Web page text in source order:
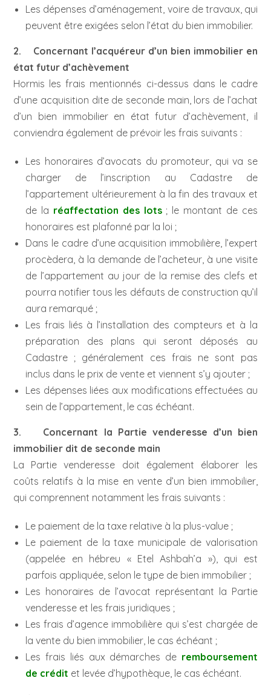
Les dépenses d’aménagement, voire de travaux, qui
peuvent être exigées selon l’état du bien immobilier.
2. Concernant l’acquéreur d’un bien immobilier en
état futur d’achèvement
Hormis les frais mentionnés ci-dessus dans le cadre
d’une acquisition dite de seconde main, lors de l’achat
d’un bien immobilier en état futur d’achèvement, il
conviendra également de prévoir les frais suivants :
Les honoraires d’avocats du promoteur, qui va se
charger de l’inscription au Cadastre de
l’appartement ultérieurement à la fin des travaux et
de la réaffectation des lots; le montant de ces
honoraires est plafonné par la loi ;
Dans le cadre d’une acquisition immobilière, l’expert
procèdera, à la demande de l’acheteur, à une visite
de l’appartement au jour de la remise des clefs et
pourra notifier tous les défauts de construction qu’il
aura remarqué ;
Les frais liés à l’installation des compteurs et à la
préparation des plans qui seront déposés au
Cadastre ; généralement ces frais ne sont pas
inclus dans le prix de vente et viennent s’y ajouter ;
Les dépenses liées aux modifications effectuées au
sein de l’appartement, le cas échéant.
3. Concernant la Partie venderesse d’un bien
immobilier dit de seconde main
La Partie venderesse doit également élaborer les
coûts relatifs à la mise en vente d’un bien immobilier,
qui comprennent notamment les frais suivants :
Le paiement de la taxe relative à la plus-value ;
Le paiement de la taxe municipale de valorisation
(appelée en hébreu « Etel Ashbah’a »), qui est
parfois appliquée, selon le type de bien immobilier ;
Les honoraires de l’avocat représentant la Partie
venderesse et les frais juridiques ;
Les frais d’agence immobilière qui s’est chargée de
la vente du bien immobilier, le cas échéant ;
Les frais liés aux démarches de remboursement
de crédit et levée d’hypothèque, le cas échéant.